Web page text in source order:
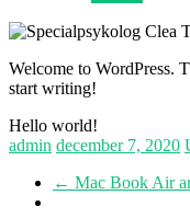
Welcome to WordPress.
start writing!
Hello world!
admin december 7, 2020
← Mac Book Air